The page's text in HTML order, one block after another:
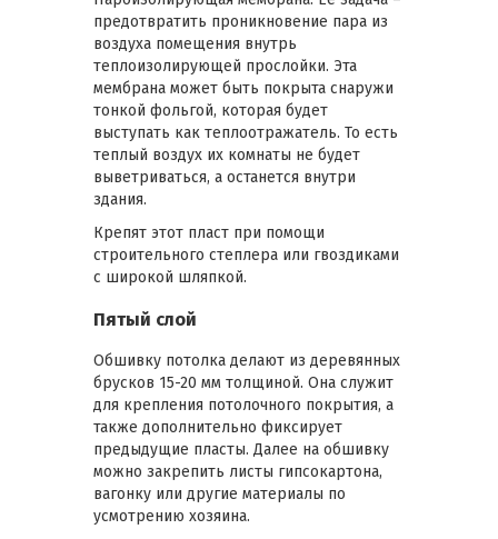
предотвратить проникновение пара из
воздуха помещения внутрь
теплоизолирующей прослойки. Эта
мембрана может быть покрыта снаружи
тонкой фольгой, которая будет
выступать как теплоотражатель. То есть
теплый воздух их комнаты не будет
выветриваться, а останется внутри
здания.
Крепят этот пласт при помощи
строительного степлера или гвоздиками
с широкой шляпкой.
Пятый слой
Обшивку потолка делают из деревянных
брусков 15-20 мм толщиной. Она служит
для крепления потолочного покрытия, а
также дополнительно фиксирует
предыдущие пласты. Далее на обшивку
можно закрепить листы гипсокартона,
вагонку или другие материалы по
усмотрению хозяина.